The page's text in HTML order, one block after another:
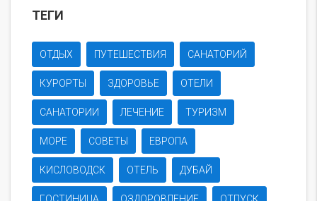
ТЕГИ
ОТДЫХ ПУТЕШЕСТВИЯ САНАТОРИЙ
КУРОРТЫ ЗДОРОВЬЕ ОТЕЛИ
САНАТОРИИ ЛЕЧЕНИЕ ТУРИЗМ
МОРЕ СОВЕТЫ ЕВРОПА
КИСЛОВОДСК ОТЕЛЬ ДУБАЙ
ГОСТИНИЦА ОЗДОРОВЛЕНИЕ ОТПУСК